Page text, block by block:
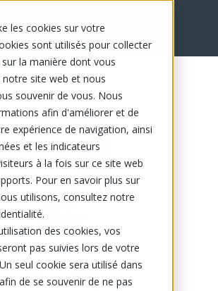
les cookies sur votre
sont utilisés pour collecter
la manière dont vous
notre site web et nous
souvenir de vous. Nous
afin d'améliorer et de
expérience de navigation, ainsi
et les indicateurs
à la fois sur ce site web
Pour en savoir plus sur
utilisons, consultez notre
des cookies, vos
pas suivies lors de votre
seul cookie sera utilisé dans
de se souvenir de ne pas